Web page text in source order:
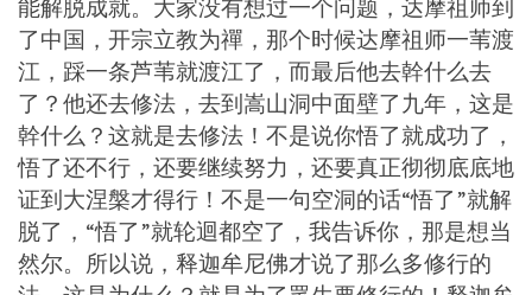
能解脱成就。大家没有想过一个问题，达摩祖师到
了中国，开宗立教为禪，那个时候达摩祖师一苇渡
江，踩一条芦苇就渡江了，而最后他去幹什么去
了？他还去修法，去到嵩山洞中面壁了九年，这是
幹什么？这就是去修法！不是说你悟了就成功了，
悟了还不行，还要继续努力，还要真正彻彻底底地
证到大涅槃才得行！不是一句空洞的话“悟了”就解
脱了，“悟了”就轮迴都空了，我告诉你，那是想当
然尔。所以说，释迦牟尼佛才说了那么多修行的